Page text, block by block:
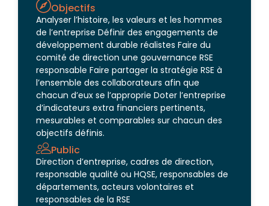
Objectifs
Analyser l’histoire, les valeurs et les hommes
de l’entreprise Définir des engagements de
développement durable réalistes Faire du
comité de direction une gouvernance RSE
responsable Faire partager la stratégie RSE à
l’ensemble des collaborateurs afin que
chacun d’eux se l’approprie Doter l’entreprise
d’indicateurs extra financiers pertinents,
mesurables et comparables sur chacun des
objectifs définis.
Public
Direction d’entreprise, cadres de direction,
responsable qualité ou HQSE, responsables de
départements, acteurs volontaires et
responsables de la RSE